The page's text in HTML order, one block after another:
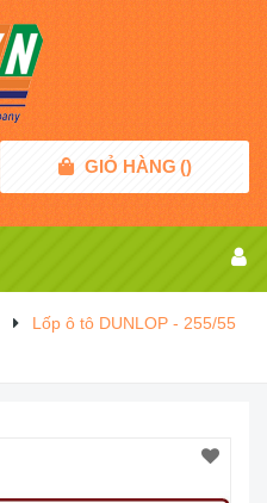
GIỎ HÀNG ()
Lốp ô tô DUNLOP - 255/55